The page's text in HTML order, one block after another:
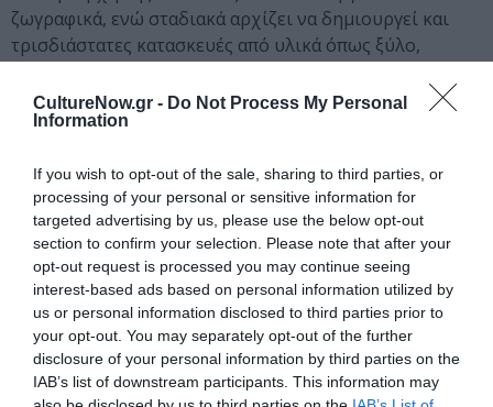
CultureNow.gr - Do Not Process My Personal
Information
If you wish to opt-out of the sale, sharing to third parties, or
processing of your personal or sensitive information for
targeted advertising by us, please use the below opt-out
section to confirm your selection. Please note that after your
opt-out request is processed you may continue seeing
interest-based ads based on personal information utilized by
us or personal information disclosed to third parties prior to
your opt-out. You may separately opt-out of the further
disclosure of your personal information by third parties on the
IAB’s list of downstream participants. This information may
ζωγραφικά, ενώ σταδιακά αρχίζει να δημιουργεί και
τρισδιάστατες κατασκευές από υλικά όπως ξύλο,
ζωγραφική, οι οποίες θα αποτελέσουν τον κυριότερο
όγκο του έργου του τις επόμενες δεκαετίες έως και
εργαστήριό του στον Νέο Βουτζά υπέστησαν ολοσχερή
καταστροφή από την πυρκαγιά που έπληξε το Μάτι.
Μεγάλος αριθμός έργων του καταστράφηκε και αρκετά
υπέστησαν ζημιές. Συνεχίζει να εργάζεται και να ζει
στην Αθήνα. Από το 1973 είναι μέλος του Καλλιτεχνικού
Επιμελητηρίου της Ελλάδας. Έργα του βρίσκονται σε
ιδιωτικές συλλογές, όπως επίσης και στη συλλογή του
ΜΙΕΤ. Έχει πραγματοποιήσει πέντε ατομικές εκθέσεις:
Γκαλερί «Νέες Μορφές», Αθήνα, 1974· Γκαλερί